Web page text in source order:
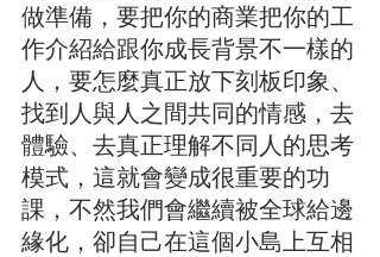
做準備，要把你的商業把你的工
作介紹給跟你成長背景不一樣的
人，要怎麼真正放下刻板印象、
找到人與人之間共同的情感，去
體驗、去真正理解不同人的思考
模式，這就會變成很重要的功
課，不然我們會繼續被全球給邊
緣化，卻自己在這個小島上互相